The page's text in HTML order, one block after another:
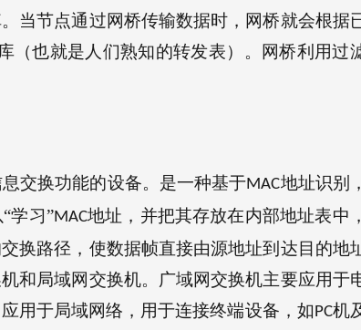
当节点通过网桥传输数据时，网桥就会根据
（也就是人们熟知的转发表）。网桥利用过
交换功能的设备。是一种基于MAC地址识别
学习”MAC地址，并把其存放在内部地址表中
换路径，使数据帧直接由源地址到达目的地
和局域网交换机。广域网交换机主要应用于
用于局域网络，用于连接终端设备，如PC机